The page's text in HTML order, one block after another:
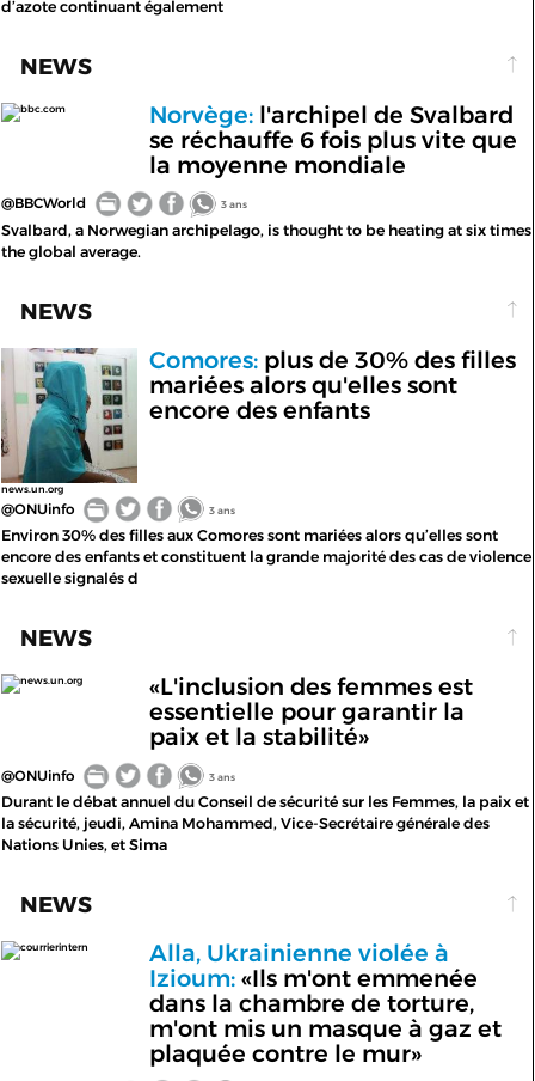
d’azote continuant également
NEWS
bbc.com Norvège:l'archipel de Svalbard
se réchauffe 6 fois plus vite que
la moyenne mondiale
@BBCWorld 3 ans
Svalbard, a Norwegian archipelago, is thought to be heating at six times
the global average.
NEWS
news.un.org
Comores:plus de 30% des filles
mariées alors qu'elles sont
encore des enfants
@ONUinfo 3 ans
Environ 30% des filles aux Comores sont mariées alors qu’elles sont
encore des enfants et constituent la grande majorité des cas de violence
sexuelle signalés d
NEWS
news.un.org
«L'inclusion des femmes est
essentielle pour garantir la
paix et la stabilité»
@ONUinfo 3 ans
Durant le débat annuel du Conseil de sécurité sur les Femmes, la paix et
la sécurité, jeudi, Amina Mohammed, Vice-Secrétaire générale des
Nations Unies, et Sima
NEWS
courrierintern
Alla, Ukrainienne violée à
Izioum:«Ils m'ont emmenée
dans la chambre de torture,
m'ont mis un masque à gaz et
plaquée contre le mur»